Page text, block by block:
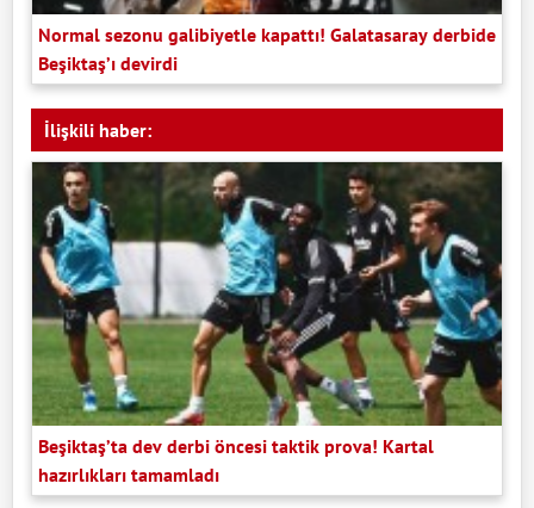
Normal sezonu galibiyetle kapattı! Galatasaray derbide
Beşiktaş’ı devirdi
İlişkili haber:
Beşiktaş’ta dev derbi öncesi taktik prova! Kartal
hazırlıkları tamamladı